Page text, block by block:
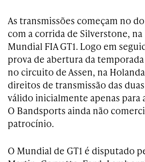
As transmissões começam no
com a corrida de Silverstone,
Mundial FIA GT1. Logo em
prova de abertura da
no circuito de Assen, na
direitos de transmissão das
válido inicialmente apenas para
O Bandsports ainda não
patrocínio.
O Mundial de GT1 é disputado